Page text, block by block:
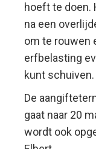
hoeft te doen.
na een
om te rouwen
erfbelasting
kunt schuiven.
De
gaat naar 20
wordt ook